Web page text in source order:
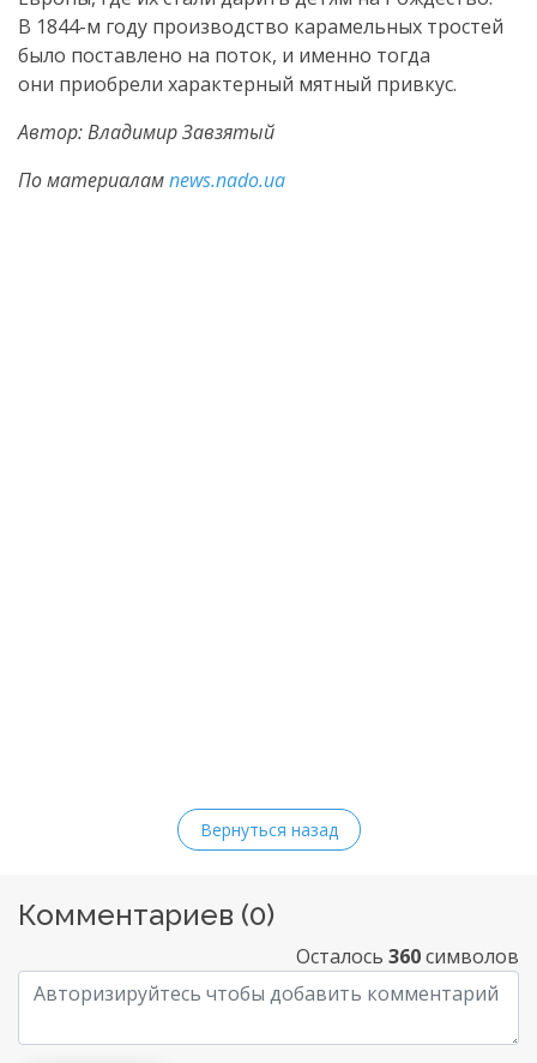
В 1844-м году производство карамельных тростей
было поставлено на поток, и именно тогда
они приобрели характерный мятный привкус.
Автор: Владимир Завзятый
По материаламnews.nado.ua
Вернуться назад
Комментариев (0)
Осталось 360символов